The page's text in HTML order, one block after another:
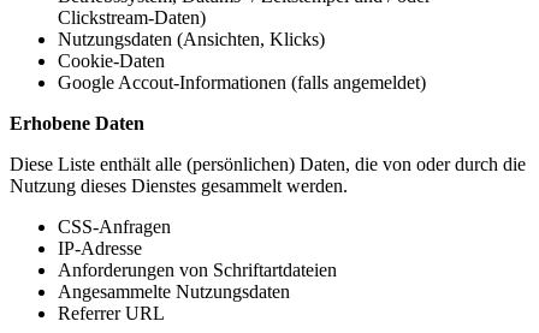
Clickstream-Daten)
Nutzungsdaten (Ansichten, Klicks)
Cookie-Daten
Google Accout-Informationen (falls angemeldet)
Erhobene Daten
Diese Liste enthält alle (persönlichen) Daten, die von oder durch die
Nutzung dieses Dienstes gesammelt werden.
CSS-Anfragen
IP-Adresse
Anforderungen von Schriftartdateien
Angesammelte Nutzungsdaten
Referrer URL